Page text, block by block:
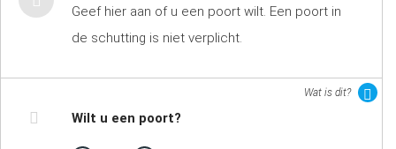
Geef hier aan of u een poort wilt. Een poort in
de schutting is niet verplicht.
Wat is dit?
Wilt u een poort?